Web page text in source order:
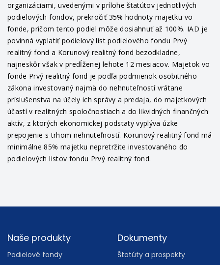
organizáciami, uvedenými v prílohe štatútov jednotlivých
podielových fondov, prekročiť 35% hodnoty majetku vo
fonde, pričom tento podiel môže dosiahnuť až 100%. IAD je
povinná vyplatiť podielový list podielového fondu Prvý
realitný fond a Korunový realitný fond bezodkladne,
najneskôr však v predĺženej lehote 12 mesiacov. Majetok vo
fonde Prvý realitný fond je podľa podmienok osobitného
zákona investovaný najmä do nehnuteľností vrátane
príslušenstva na účely ich správy a predaja, do majetkových
účastí v realitných spoločnostiach a do likvidných finančných
aktív, z ktorých ekonomickej podstaty vyplýva úzke
prepojenie s trhom nehnuteľností. Korunový realitný fond má
minimálne 85% majetku nepretržite investovaného do
podielových listov fondu Prvý realitný fond.
Footer
Naše produkty
Podielové fondy
Dokumenty
Štatúty a prospekty